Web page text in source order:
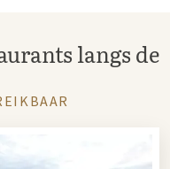
de A1 geniet u van een
smaakvolle gerechten.
de A1 bieden voor
langs de